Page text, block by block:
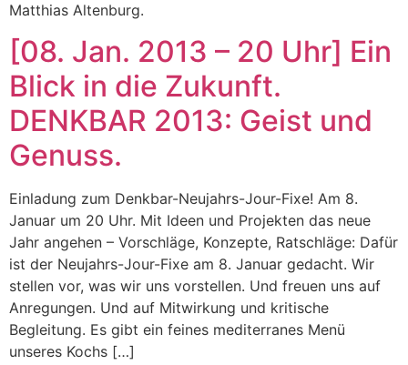
Matthias Altenburg.
[08. Jan. 2013 – 20 Uhr] Ein
Blick in die Zukunft.
DENKBAR 2013: Geist und
Genuss.
Einladung zum Denkbar-Neujahrs-Jour-Fixe! Am 8.
Januar um 20 Uhr. Mit Ideen und Projekten das neue
Jahr angehen – Vorschläge, Konzepte, Ratschläge: Dafür
ist der Neujahrs-Jour-Fixe am 8. Januar gedacht. Wir
stellen vor, was wir uns vorstellen. Und freuen uns auf
Anregungen. Und auf Mitwirkung und kritische
Begleitung. Es gibt ein feines mediterranes Menü
unseres Kochs […]